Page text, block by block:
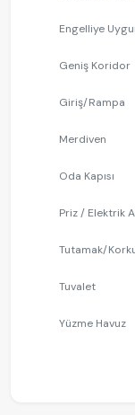
Engelliye
Geniş Koridor
Giriş/Rampa
Merdiven
Oda Kapısı
Priz / Elektrik
Tutamak/
Tuvalet
Yüzme Havuz